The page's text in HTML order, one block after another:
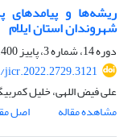
ریشه‌ها و پیامدهای
شهروندان استان ایلام
دوره 14، شماره 3، پاییز 1400، صفحه
علی فیض اللهی، خلیل
مشاهده مقاله
اصل